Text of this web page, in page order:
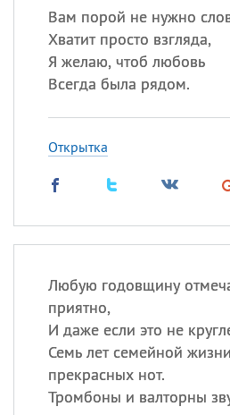
Вам порой не нужно
Хватит просто взгляда,
Я желаю, чтоб любовь
Всегда была рядом.
Открытка
Любую годовщину
приятно,
И даже если это не
Семь лет семейной
прекрасных нот.
Тромбоны и валторны